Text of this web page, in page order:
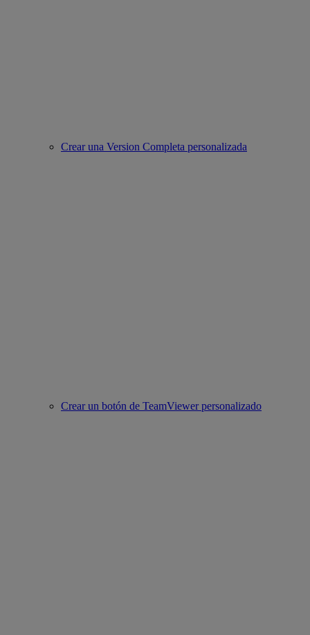
Crear una Version Completa personalizada
Crear un botón de TeamViewer personalizado